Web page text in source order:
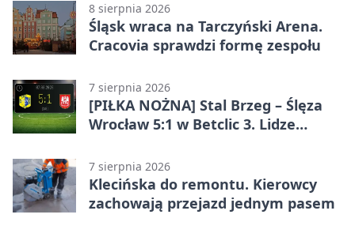
8 sierpnia 2026
Śląsk wraca na Tarczyński Arena.
Cracovia sprawdzi formę zespołu
7 sierpnia 2026
[PIŁKA NOŻNA] Stal Brzeg – Ślęza
Wrocław 5:1 w Betclic 3. Lidze
porażka wrocławian
7 sierpnia 2026
Klecińska do remontu. Kierowcy
zachowają przejazd jednym pasem